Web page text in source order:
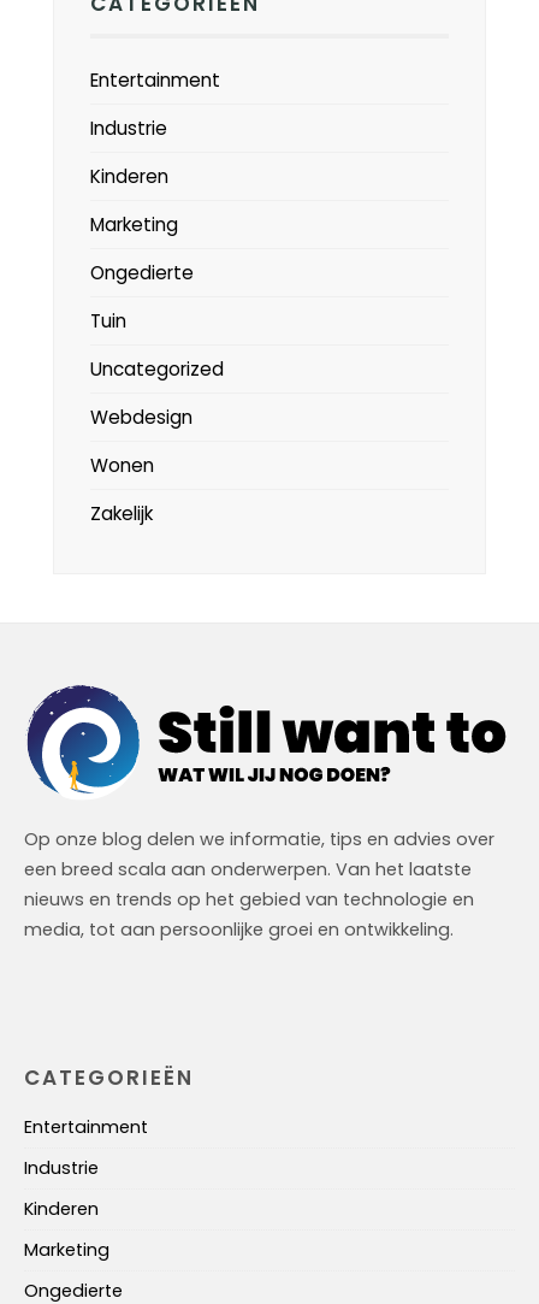
Entertainment
Industrie
Kinderen
Marketing
Ongedierte
Tuin
Uncategorized
Webdesign
Wonen
Zakelijk
Op onze blog delen we informatie, tips en advies over
een breed scala aan onderwerpen. Van het laatste
nieuws en trends op het gebied van technologie en
media, tot aan persoonlijke groei en ontwikkeling.
CATEGORIEËN
Entertainment
Industrie
Kinderen
Marketing
Ongedierte